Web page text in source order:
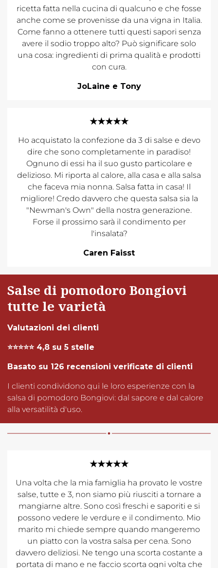
ricetta fatta nella cucina di qualcuno e che fosse
anche come se provenisse da una vigna in Italia.
Come fanno a ottenere tutti questi sapori senza
avere il sodio troppo alto? Può significare solo
una cosa: ingredienti di prima qualità e prodotti
con cura.
JoLaine e Tony
★★★★★
Ho acquistato la confezione da 3 di salse e devo
dire che sono completamente in paradiso!
Ognuno di essi ha il suo gusto particolare e
delizioso. Mi riporta al calore, alla casa e alla salsa
che faceva mia nonna. Salsa fatta in casa! Il
migliore! Credo davvero che questa salsa sia la
"Newman's Own" della nostra generazione.
Forse il prossimo sarà il condimento per
l'insalata?
Caren Faisst
Salse di pomodoro Bongiovi
tutte le varietà
Valutazioni dei clienti
⭐⭐⭐⭐⭐ 4,8 su 5 stelle
Basato su 126 recensioni verificate di clienti
I clienti condividono qui le loro esperienze con la
salsa di pomodoro Bongiovi: dal sapore e dal calore
alla versatilità d'uso.
★★★★★
Una volta che la mia famiglia ha provato le vostre
salse, tutte e 3, non siamo più riusciti a tornare a
mangiarne altre. Sono così freschi e saporiti e si
possono vedere le verdure e il condimento. Mio
marito mi chiede sempre quando mangeremo
un piatto con la vostra salsa per cena. Sono
davvero deliziosi. Ne tengo una scorta costante a
portata di mano e ne faccio scorta ogni volta che